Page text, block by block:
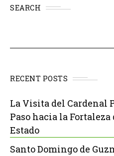
SEARCH
RECENT POSTS
La Visita del Cardenal
Paso hacia la
Estado
Santo Domingo de